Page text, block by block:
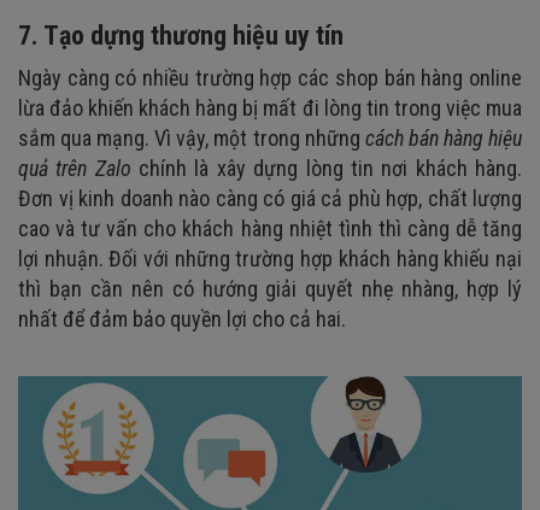
7. Tạo dựng thương hiệu uy tín
Ngày càng có nhiều trường hợp các shop bán hàng online
lừa đảo khiến khách hàng bị mất đi lòng tin trong việc mua
sắm qua mạng. Vì vậy, một trong những cách bán hàng hiệu
quả trên Zalo chính là xây dựng lòng tin nơi khách hàng.
Đơn vị kinh doanh nào càng có giá cả phù hợp, chất lượng
cao và tư vấn cho khách hàng nhiệt tình thì càng dễ tăng
lợi nhuận. Đối với những trường hợp khách hàng khiếu nại
thì bạn cần nên có hướng giải quyết nhẹ nhàng, hợp lý
nhất để đảm bảo quyền lợi cho cả hai.